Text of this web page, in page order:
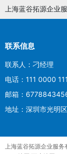
上海蓝谷拓源企业
联系信息
联系人：刁经理
电话：111 0000
邮箱：
地址：深圳市光明
上海蓝谷拓源企业服务